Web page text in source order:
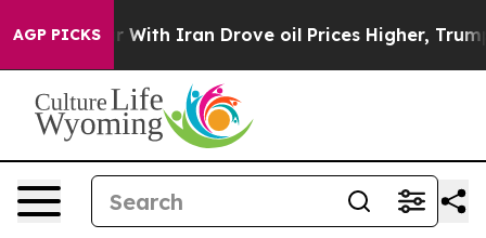
AGP PICKS
With Iran Drove oil Prices Higher, Trump Gave